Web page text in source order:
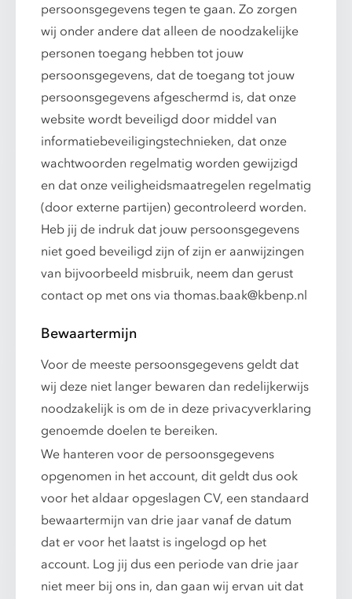
persoonsgegevens tegen te gaan. Zo zorgen
wij onder andere dat alleen de noodzakelijke
personen toegang hebben tot jouw
persoonsgegevens, dat de toegang tot jouw
persoonsgegevens afgeschermd is, dat onze
website wordt beveiligd door middel van
informatiebeveiligingstechnieken, dat onze
wachtwoorden regelmatig worden gewijzigd
en dat onze veiligheidsmaatregelen regelmatig
(door externe partijen) gecontroleerd worden.
Heb jij de indruk dat jouw persoonsgegevens
niet goed beveiligd zijn of zijn er aanwijzingen
van bijvoorbeeld misbruik, neem dan gerust
contact op met ons via thomas.baak@kbenp.nl
Bewaartermijn
Voor de meeste persoonsgegevens geldt dat
wij deze niet langer bewaren dan redelijkerwijs
noodzakelijk is om de in deze privacyverklaring
genoemde doelen te bereiken.
We hanteren voor de persoonsgegevens
opgenomen in het account, dit geldt dus ook
voor het aldaar opgeslagen CV, een standaard
bewaartermijn van drie jaar vanaf de datum
dat er voor het laatst is ingelogd op het
account. Log jij dus een periode van drie jaar
niet meer bij ons in, dan gaan wij ervan uit dat